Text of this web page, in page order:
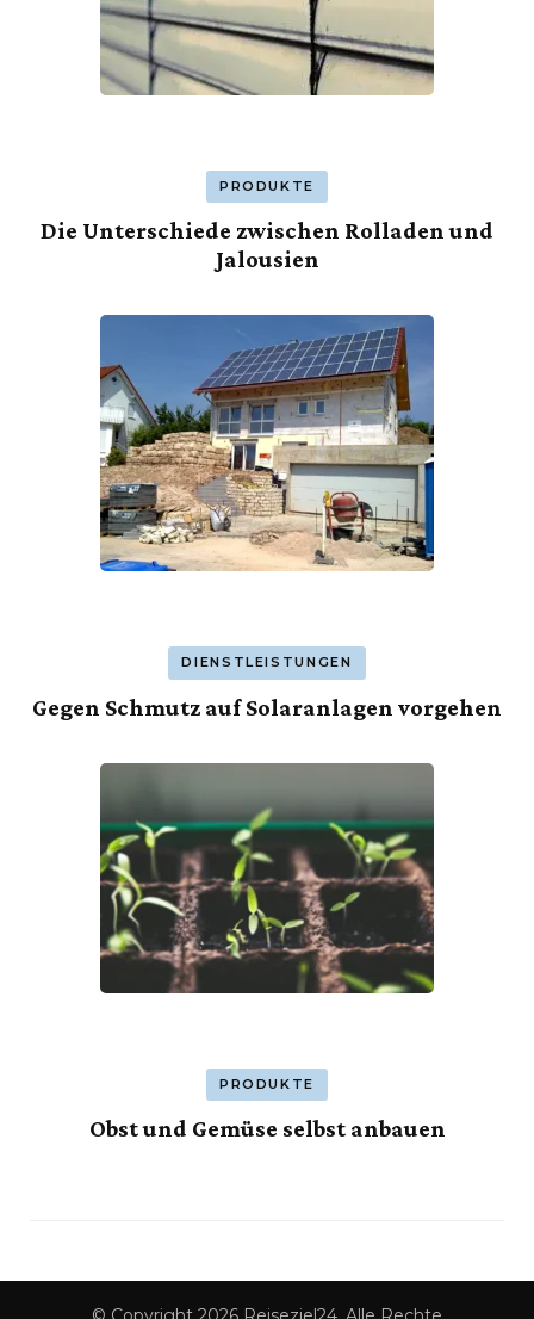
PRODUKTE
Die Unterschiede zwischen Rolladen und
Jalousien
DIENSTLEISTUNGEN
Gegen Schmutz auf Solaranlagen vorgehen
PRODUKTE
Obst und Gemüse selbst anbauen